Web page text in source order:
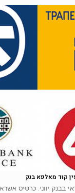
קוד מאלפא בנק
בבנק יווני. כרטיס